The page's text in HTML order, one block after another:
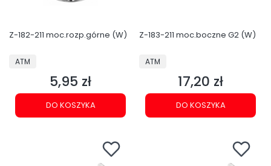
Z-182-211 moc.rozp.górne (W)
PRODUCENT
ATM
Cena
5,95 zł
DO KOSZYKA
Z-183-211 moc.boczne G2 (W)
PRODUCENT
ATM
Cena
17,20 zł
DO KOSZYKA